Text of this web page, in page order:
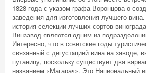
1828 года с указом графа Воронцова о
заведения для изготовления лучшего
история селекции лучших сортов
Винзавод является одним из
Интересно, что в советские годы
связанный с дегустацией вина на заводе,
путаницу, поскольку существует два
названием «Магарач». Это Национальный